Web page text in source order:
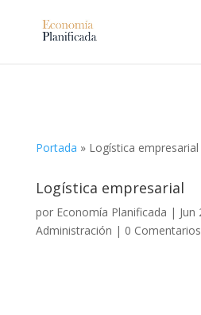
Portada » Logística empresarial
Logística empresarial
por Economía Planificada | Jun
Administración | 0 Comentarios